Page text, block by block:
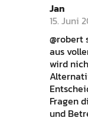
Jan
15. Juni
@robert
aus
wird
Fragen
und